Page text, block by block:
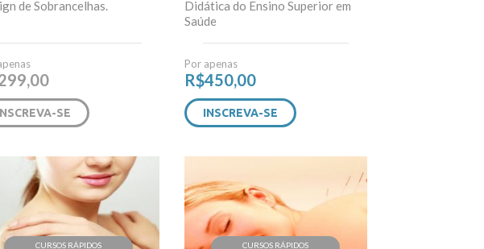
de Sobrancelhas.
SE
Didática do Ensino Superior em
Saúde
Por apenas
R$450,00
INSCREVA-SE
CURSOS RÁPIDOS CURSOS RÁPIDOS